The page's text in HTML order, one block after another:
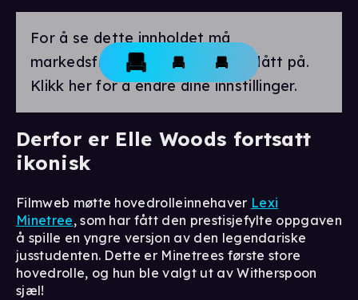
For å se dette innholdet må
markedsførings-cookies være slått på.
Klikk her for å endre dine innstillinger.
Derfor er Elle Woods fortsatt
ikonisk
Filmweb møtte hovedrolleinnehaver Lexi
Minetree, som har fått den prestisjefylte oppgaven
å spille en yngre versjon av den legendariske
jusstudenten. Dette er Minetrees første store
hovedrolle, og hun ble valgt ut av Witherspoon
sjæl!